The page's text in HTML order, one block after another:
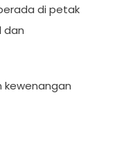
di petak
dan
kewenangan